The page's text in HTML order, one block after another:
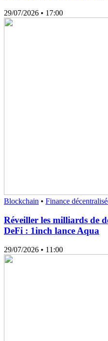
29/07/2026 • 17:00
Blockchain • Finance
Réveiller les milliards de
DeFi : 1inch lance Aqua
29/07/2026 • 11:00